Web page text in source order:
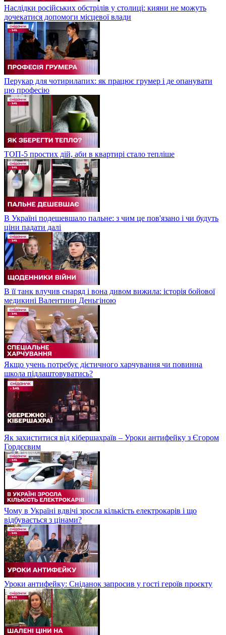
Наслідки російських обстрілів у столиці: кияни не можуть
дочекатися допомоги місцевої влади
Перукар для чотирилапих: як працює грумер і де опанувати
цю професію
ТОП-5 простих дій, аби в квартирі стало тепліше
В Україні подешевшало пальне: з чим це пов'язано і чи будуть
ціни падати далі
В її танк влучив снаряд і вона дивом вижила: історія бойової
медикині Валентини Деньгіною
Якщо учень потребує дієтичного харчування чи повинна
школа підлаштовуватись?
Як захиститися від кібершахраїв – Уроки антифейку з Єгором
Гордєєвим
Чому в Україні вдвічі зросла кількість електрокарів і що
відбувається з цінами?
Уроки антифейку: Сніданок запросив у гості героїв проєкту